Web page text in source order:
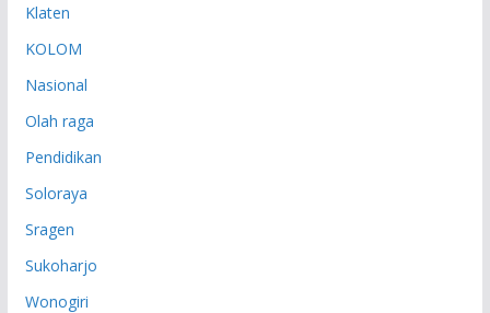
Klaten
KOLOM
Nasional
Olah raga
Pendidikan
Soloraya
Sragen
Sukoharjo
Wonogiri